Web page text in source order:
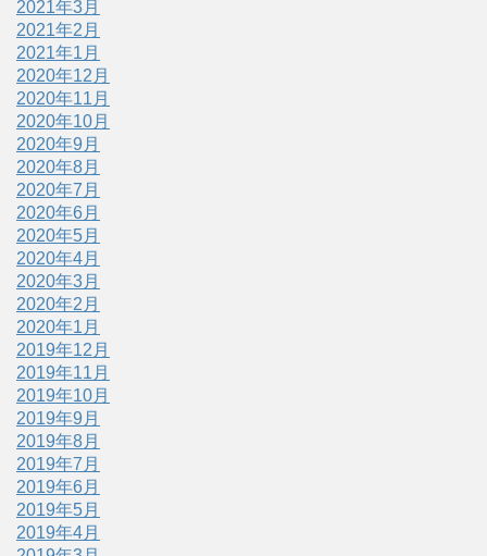
2021年3月
2021年2月
2021年1月
2020年12月
2020年11月
2020年10月
2020年9月
2020年8月
2020年7月
2020年6月
2020年5月
2020年4月
2020年3月
2020年2月
2020年1月
2019年12月
2019年11月
2019年10月
2019年9月
2019年8月
2019年7月
2019年6月
2019年5月
2019年4月